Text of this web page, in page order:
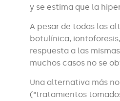
y se estima que la
A pesar de todas las
botulínica,
respuesta a las
muchos casos no se
Una alternativa más
(“tratamientos